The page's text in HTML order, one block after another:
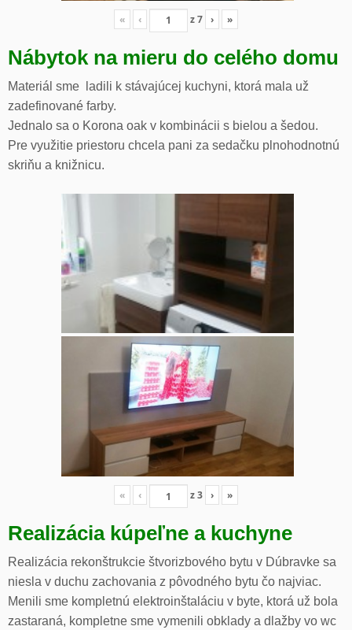
« ‹ z7 › »
Nábytok na mieru do celého domu
Materiál sme ladili k stávajúcej kuchyni, ktorá mala už
zadefinované farby.
Jednalo sa o Korona oak v kombinácii s bielou a šedou.
Pre využitie priestoru chcela pani za sedačku plnohodnotnú
skriňu a knižnicu.
« ‹ z3 › »
Realizácia kúpeľne a kuchyne
Realizácia rekonštrukcie štvorizbového bytu v Dúbravke sa
niesla v duchu zachovania z pôvodného bytu čo najviac.
Menili sme kompletnú elektroinštaláciu v byte, ktorá už bola
zastaraná, kompletne sme vymenili obklady a dlažby vo wc